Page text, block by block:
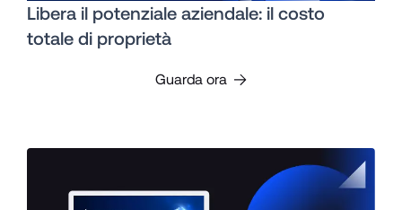
Libera il potenziale aziendale: il costo
totale di proprietà
Guarda ora